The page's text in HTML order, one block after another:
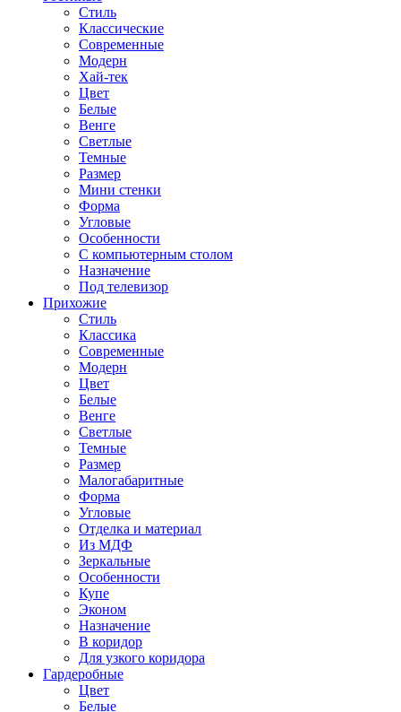
Стиль
Классические
Современные
Модерн
Хай-тек
Цвет
Белые
Венге
Светлые
Темные
Размер
Мини стенки
Форма
Угловые
Особенности
С компьютерным столом
Назначение
Под телевизор
Прихожие
Стиль
Классика
Современные
Модерн
Цвет
Белые
Венге
Светлые
Темные
Размер
Малогабаритные
Форма
Угловые
Отделка и материал
Из МДФ
Зеркальные
Особенности
Купе
Эконом
Назначение
В коридор
Для узкого коридора
Гардеробные
Цвет
Белые